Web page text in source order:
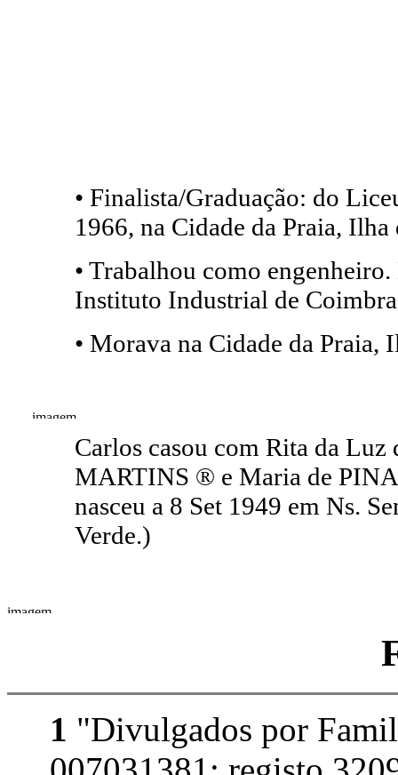
• Finalista/Graduação: do
1966, na Cidade da Praia,
• Trabalhou como
Instituto Industrial de Coimbra
• Morava na Cidade da Praia,
Carlos casou com Rita da
MARTINS ® e Maria de
nasceu a 8 Set 1949 em Ns.
Verde.)
1 "Divulgados por